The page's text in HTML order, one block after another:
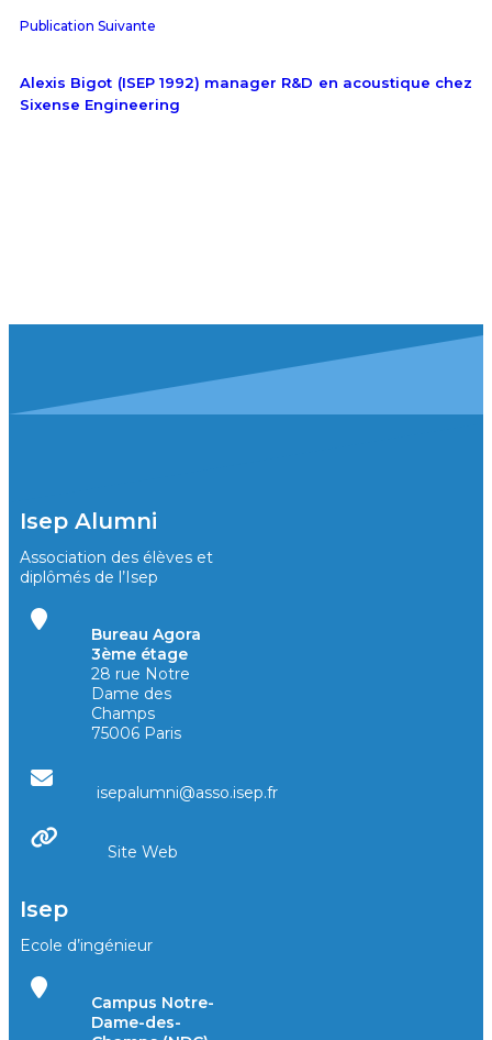
Publication Suivante
Alexis Bigot (ISEP 1992) manager R&D en acoustique chez
Sixense Engineering
Isep Alumni
Association des élèves et
diplômés de l’Isep
Bureau Agora
3ème étage
28 rue Notre
Dame des
Champs
75006 Paris
isepalumni@asso.isep.fr
Site Web
Isep
Ecole d’ingénieur
Campus Notre-
Dame-des-